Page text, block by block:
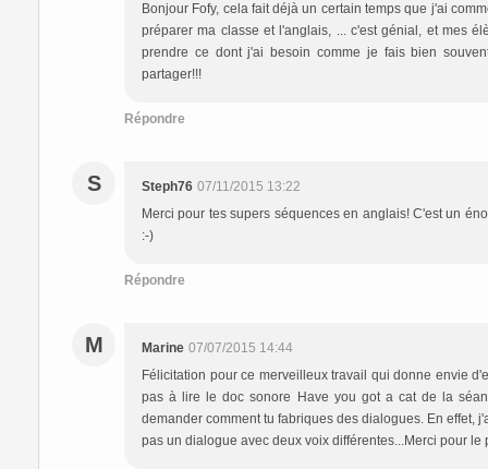
Bonjour Fofy, cela fait déjà un certain temps que j'ai
préparer ma classe et l'anglais, ... c'est génial, et mes
prendre ce dont j'ai besoin comme je fais bien
partager!!!
Répondre
S Steph76 07/11/2015 13:22
Merci pour tes supers séquences en anglais! C'est un
:-)
Répondre
M Marine 07/07/2015 14:44
Félicitation pour ce merveilleux travail qui donne envie
pas à lire le doc sonore Have you got a cat de la
demander comment tu fabriques des dialogues. En effet,
pas un dialogue avec deux voix différentes...Merci pour le